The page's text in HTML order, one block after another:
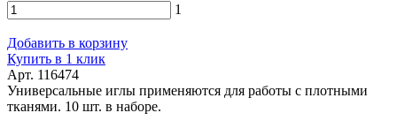
1
Добавить в корзину
Купить в 1 клик
Арт. 116474
Универсальные иглы применяются для работы с плотными
тканями. 10 шт. в наборе.